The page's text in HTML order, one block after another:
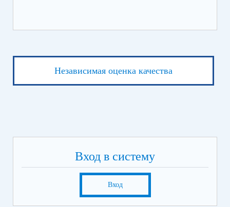
Независимая оценка качества
Вход в систему
Вход